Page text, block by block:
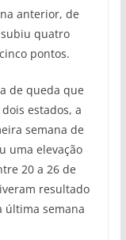
anterior, de
quatro
pontos.
de queda que
estados, a
semana de
uma elevação
20 a 26 de
resultado
última semana